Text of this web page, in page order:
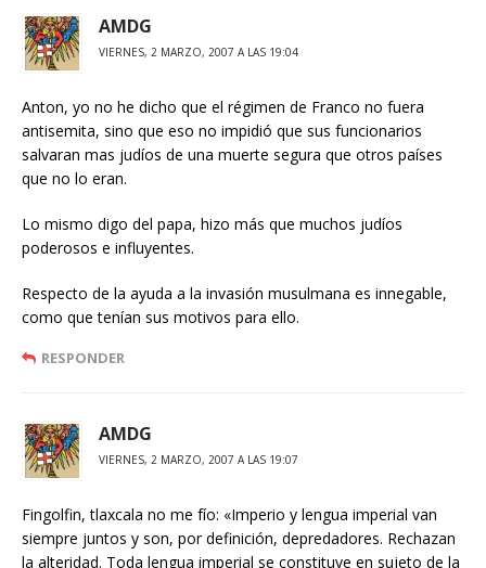
AMDG
VIERNES, 2 MARZO, 2007 A LAS 19:04
Anton, yo no he dicho que el régimen de Franco no fuera
antisemita, sino que eso no impidió que sus funcionarios
salvaran mas judíos de una muerte segura que otros países
que no lo eran.
Lo mismo digo del papa, hizo más que muchos judíos
poderosos e influyentes.
Respecto de la ayuda a la invasión musulmana es innegable,
como que tenían sus motivos para ello.
RESPONDER
AMDG
VIERNES, 2 MARZO, 2007 A LAS 19:07
Fingolfin, tlaxcala no me fío: «Imperio y lengua imperial van
siempre juntos y son, por definición, depredadores. Rechazan
la alteridad. Toda lengua imperial se constituye en sujeto de la